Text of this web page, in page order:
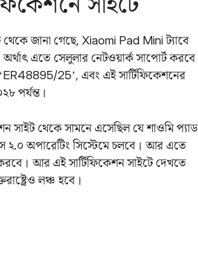
থেকে জানা গেছে, Xiaomi Pad Mini ট্যাবে
অর্থাৎ এতে সেলুলার নেটওয়ার্ক সাপোর্ট করবে
‘ER48895/25’, এবং এই সার্টিফিকেশনের
পর্যন্ত।
সাইট থেকে সামনে এসেছিল যে শাওমি প্যাড
২.০ অপারেটিং সিস্টেমে চলবে। আর এতে
করবে। আর এই সার্টিফিকেশন সাইটে দেখতে
লঞ্চ হবে।